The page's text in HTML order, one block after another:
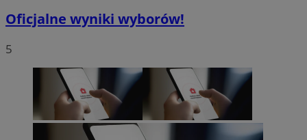
Oficjalne wyniki wyborów!
5